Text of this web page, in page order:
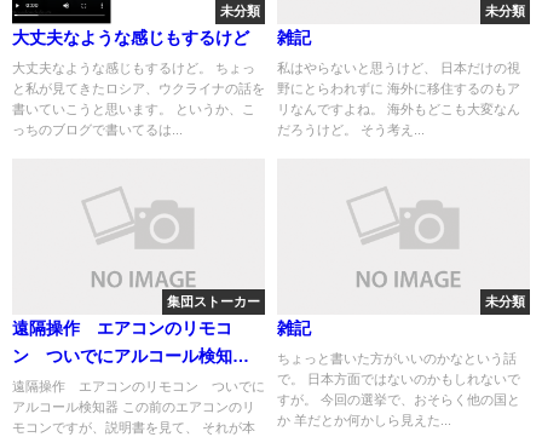
未分類
大丈夫なような感じもするけど
大丈夫なような感じもするけど。 ちょっ
と私が見てきたロシア、ウクライナの話を
書いていこうと思います。 というか、こ
っちのブログで書いてるは...
未分類
雑記
私はやらないと思うけど、 日本だけの視
野にとらわれずに 海外に移住するのもア
リなんですよね。 海外もどこも大変なん
だろうけど。 そう考え...
集団ストーカー
遠隔操作 エアコンのリモコ
ン ついでにアルコール検知
器 数値の操作
遠隔操作 エアコンのリモコン ついでに
アルコール検知器 この前のエアコンのリ
モコンですが、説明書を見て、 それが本
未分類
雑記
ちょっと書いた方がいいのかなという話
で。 日本方面ではないのかもしれないで
すが。 今回の選挙で、おそらく他の国と
か 羊だとか何かしら見えた...